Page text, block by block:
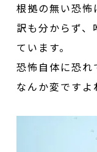
根拠の無い恐怖
訳も分からず、
ています。
恐怖自体に恐れ
なんか変ですよ